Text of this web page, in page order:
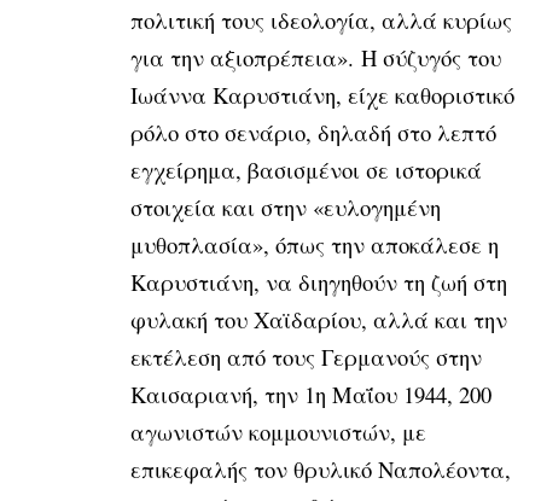
πολιτική τους ιδεολογία, αλλά κυρίως
για την αξιοπρέπεια». Η σύζυγός του
Ιωάννα Καρυστιάνη, είχε καθοριστικό
ρόλο στο σενάριο, δηλαδή στο λεπτό
εγχείρημα, βασισμένοι σε ιστορικά
στοιχεία και στην «ευλογημένη
μυθοπλασία», όπως την αποκάλεσε η
Καρυστιάνη, να διηγηθούν τη ζωή στη
φυλακή του Χαϊδαρίου, αλλά και την
εκτέλεση από τους Γερμανούς στην
Καισαριανή, την 1η Μαΐου 1944, 200
αγωνιστών κομμουνιστών, με
επικεφαλής τον θρυλικό Ναπολέοντα,